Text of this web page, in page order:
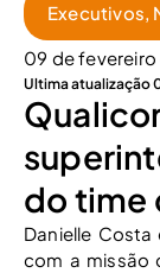
Executivos,
09 de
Ultima atualização
do time
Danielle
com a missão